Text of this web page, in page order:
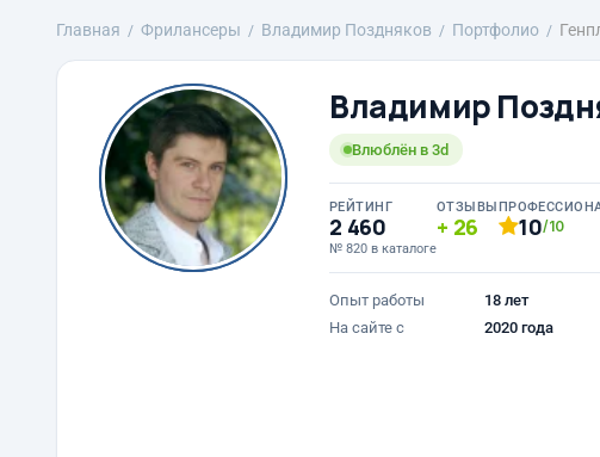
Главная Фрилансеры Владимир Поздняков Портфолио
Владимир
Влюблён в 3d
РЕЙТИНГ
2 460
№ 820 в каталоге
ОТЗЫВЫ
26 10/10
Опыт работы
18 лет
На сайте с
2020 года